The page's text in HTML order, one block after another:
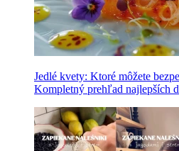
Jedlé kvety: Ktoré môžete
Kompletný prehľad najlepších